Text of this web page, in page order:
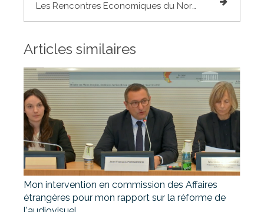
Les Rencontres Economiques du Nord Toulousain : visite de Safran à Villemur s/ Tarn
Articles similaires
Mon intervention en commission des Affaires
étrangères pour mon rapport sur la réforme de